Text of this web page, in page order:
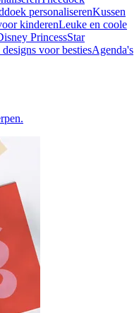
personaliserenKussen
kinderenLeuke en coole
PrincessStar
voor bestiesAgenda's